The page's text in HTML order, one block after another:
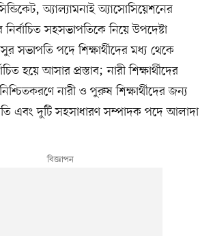
অ্যাল্যামনাই অ্যাসোসিয়েশনের
সহসভাপতিকে নিয়ে উপদেষ্টা
সভাপতি পদে শিক্ষার্থীদের মধ্য থেকে
হয়ে আসার প্রস্তাব; নারী শিক্ষার্থীদের
নারী ও পুরুষ শিক্ষার্থীদের জন্য
এবং দুটি সহসাধারণ সম্পাদক পদে আলাদা